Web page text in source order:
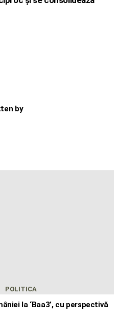
by
POLITICA
la ‘Baa3’, cu perspectivă